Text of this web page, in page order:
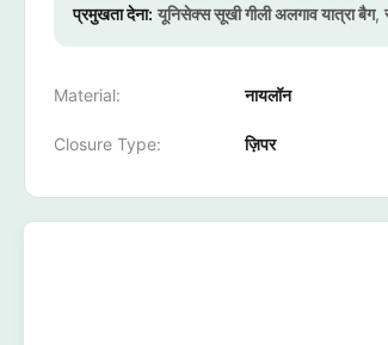
प्रमुखता देना: यूनिसेक्स सूखी गीली अलगाव यात्रा बैग,
Material: नायलॉन
Closure Type: ज़िपर